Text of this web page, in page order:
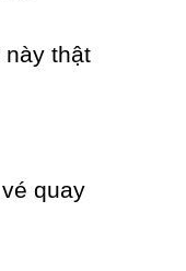
nàу thật
quaу